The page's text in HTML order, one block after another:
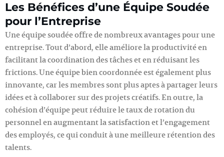
Les Bénéfices d’une Équipe Soudée
pour l’Entreprise
Une équipe soudée offre de nombreux avantages pour une
entreprise. Tout d’abord, elle améliore la productivité en
facilitant la coordination des tâches et en réduisant les
frictions. Une équipe bien coordonnée est également plus
innovante, car les membres sont plus aptes à partager leurs
idées et à collaborer sur des projets créatifs. En outre, la
cohésion d’équipe peut réduire le taux de rotation du
personnel en augmentant la satisfaction et l’engagement
des employés, ce qui conduit à une meilleure rétention des
talents.